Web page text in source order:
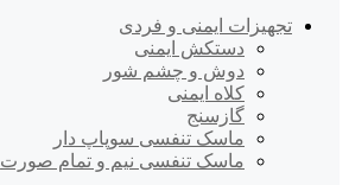
تجهیزات ایمنی و فردی
دستکش ایمنی
دوش و چشم شور
کلاه ایمنی
گازسنج
ماسک تنفسی سوپاپ دار
ماسک تنفسی نیم و تمام صورت